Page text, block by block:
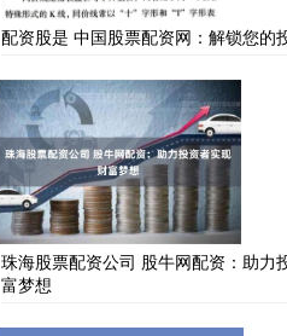
配资股是 中国股票配资网：解锁您的
珠海股票配资公司 股牛网配资：助力
富梦想